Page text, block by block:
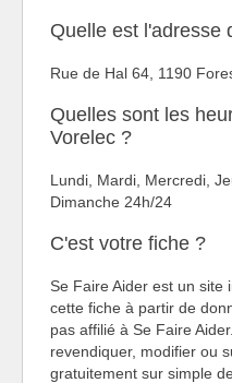
Quelle est l'adresse
Rue de Hal 64, 1190
Quelles sont les
Vorelec ?
Lundi, Mardi, Mercredi,
Dimanche 24h/24
C'est votre fiche ?
Se Faire Aider est un site
cette fiche à partir de
pas affilié à Se Faire Aider.
revendiquer, modifier ou
gratuitement sur simple